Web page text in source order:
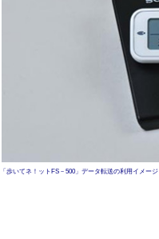
「歩いてネ！ットFS－500」データ転送の利用イメージ